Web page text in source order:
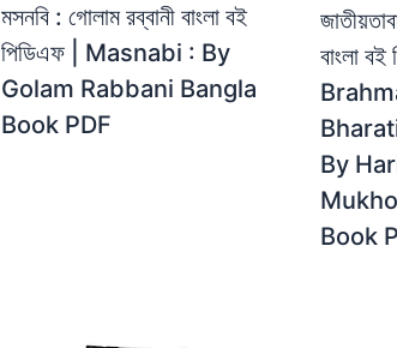
মসনবি : গোলাম রব্বানী বাংলা বই
পিডিএফ | Masnabi : By
Golam Rabbani Bangla
Book PDF
বাংলা
By
Book